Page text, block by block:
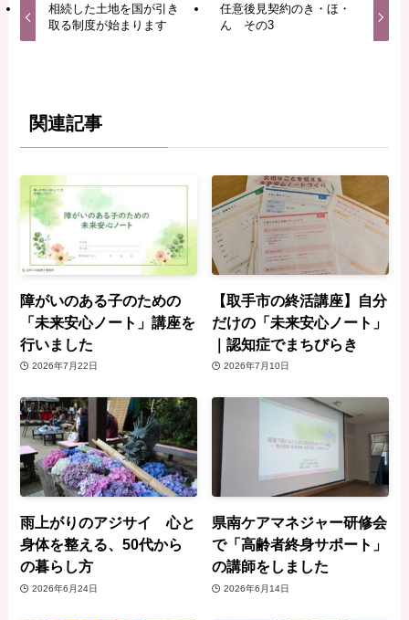
相続した土地を国が引き
取る制度が始まります
任意後見契約のき・ほ・
ん その3
関連記事
障がいのある子のための
「未来安心ノート」講座を
行いました
2026年7月22日
【取手市の終活講座】自分
だけの「未来安心ノート」
｜認知症でまちびらき
2026年7月10日
雨上がりのアジサイ 心と
身体を整える、50代から
の暮らし方
2026年6月24日
県南ケアマネジャー研修会
で「高齢者終身サポート」
の講師をしました
2026年6月14日